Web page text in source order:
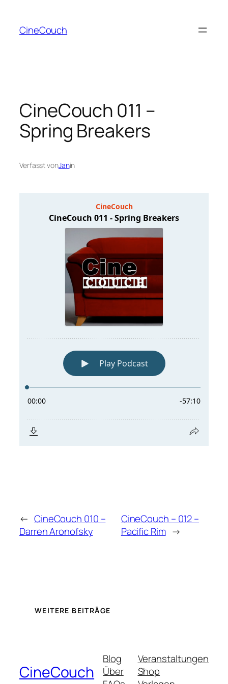
springen
CineCouch
CineCouch 011 –
Spring Breakers
Verfasst vonJanin
← CineCouch 010 –
Darren Aronofsky
CineCouch – 012 –
Pacific Rim →
WEITERE BEITRÄGE
CineCouch
Blog
Über
Veranstaltungen
Shop